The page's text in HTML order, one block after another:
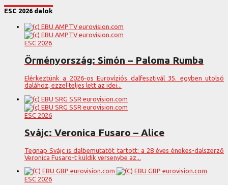
ESC 2026 dalok
ESC 2026
Örményország: Simón – Paloma Rumba
Elérkeztünk a 2026-os Eurovíziós dalfesztivál 35. egyben utolsó
dalához, ezzel teljes lett az idei...
ESC 2026
Svájc: Veronica Fusaro – Alice
Tegnap Svájc is dalbemutatót tartott: a 28 éves énekes-dalszerző
Veronica Fusaro-t küldik versenybe az...
ESC 2026